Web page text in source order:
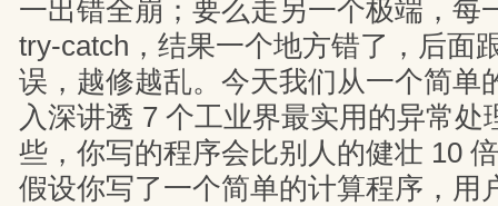
一出错全崩；要么走另一个极端，每
try-catch，结果一个地方错了，后面
误，越修越乱。今天我们从一个简单
入深讲透 7 个工业界最实用的异常处
些，你写的程序会比别人的健壮 10
假设你写了一个简单的计算程序，用